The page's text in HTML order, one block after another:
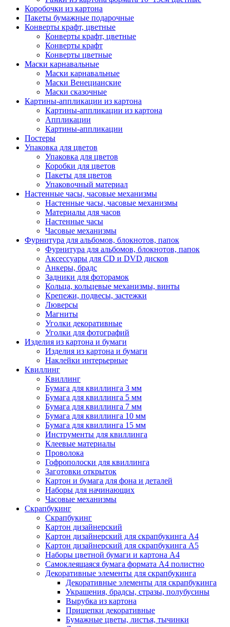
Коробочки из картона
Пакеты бумажные подарочные
Конверты крафт, цветные
Конверты крафт, цветные
Конверты крафт
Конверты цветные
Маски карнавальные
Маски карнавальные
Маски Венецианские
Маски сказочные
Картины-аппликации из картона
Картины-аппликации из картона
Аппликации
Картины-аппликации
Постеры
Упаковка для цветов
Упаковка для цветов
Коробки для цветов
Пакеты для цветов
Упаковочный материал
Настенные часы, часовые механизмы
Настенные часы, часовые механизмы
Материалы для часов
Настенные часы
Часовые механизмы
Фурнитура для альбомов, блокнотов, папок
Фурнитура для альбомов, блокнотов, папок
Аксессуары для CD и DVD дисков
Анкеры, брадс
Задники для фоторамок
Кольца, кольцевые механизмы, винты
Крепежи, подвесы, застежки
Люверсы
Магниты
Уголки декоративные
Уголки для фотографий
Изделия из картона и бумаги
Изделия из картона и бумаги
Наклейки интерьерные
Квиллинг
Квиллинг
Бумага для квиллинга 3 мм
Бумага для квиллинга 5 мм
Бумага для квиллинга 7 мм
Бумага для квиллинга 10 мм
Бумага для квиллинга 15 мм
Инструменты для квиллинга
Клеевые материалы
Проволока
Гофрополоски для квиллинга
Заготовки открыток
Картон и бумага для фона и деталей
Наборы для начинающих
Часовые механизмы
Скрапбукинг
Скрапбукинг
Картон дизайнерский
Картон дизайнерский для скрапбукинга А4
Картон дизайнерский для скрапбукинга А5
Наборы цветной бумаги и картона А4
Самоклеящаяся бумага формата А4 полистно
Декоративные элементы для скрапбукинга
Декоративные элементы для скрапбукинга
Украшения, брадсы, стразы, полубусины
Вырубка из картона
Прищепки декоративные
Бумажные цветы, листья, тычинки